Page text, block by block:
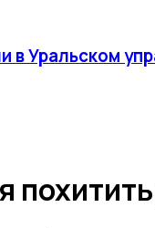
Уральском